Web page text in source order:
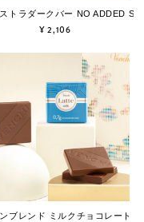
トラダークバー NO ADDED
¥ 2,106
15個入
ブレンド ミルクチョコレート